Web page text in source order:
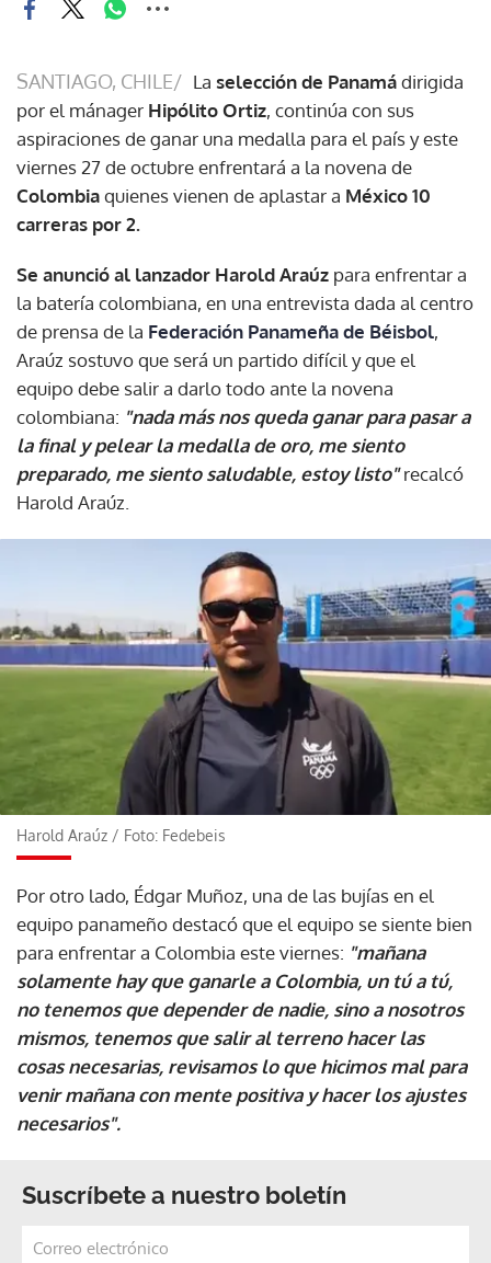
SANTIAGO, CHILE/ La selección de Panamádirigida
por el mánager Hipólito Ortiz, continúa con sus
aspiraciones de ganar una medalla para el país y este
viernes 27 de octubre enfrentará a la novena de
Colombiaquienes vienen de aplastar a México 10
carreras por 2.
Se anunció al lanzador Harold Araúz para enfrentar a
la batería colombiana, en una entrevista dada al centro
de prensa de la Federación Panameña de Béisbol,
Araúz sostuvo que será un partido difícil y que el
equipo debe salir a darlo todo ante la novena
colombiana: "nada más nos queda ganar para pasar a
la final y pelear la medalla de oro, me siento
preparado, me siento saludable, estoy listo"recalcó
Harold Araúz.
Harold Araúz / Foto: Fedebeis
Por otro lado, Édgar Muñoz, una de las bujías en el
equipo panameño destacó que el equipo se siente bien
para enfrentar a Colombia este viernes: "mañana
solamente hay que ganarle a Colombia, un tú a tú,
no tenemos que depender de nadie, sino a nosotros
mismos, tenemos que salir al terreno hacer las
cosas necesarias, revisamos lo que hicimos mal para
venir mañana con mente positiva y hacer los ajustes
necesarios".
Suscríbete a nuestro boletín